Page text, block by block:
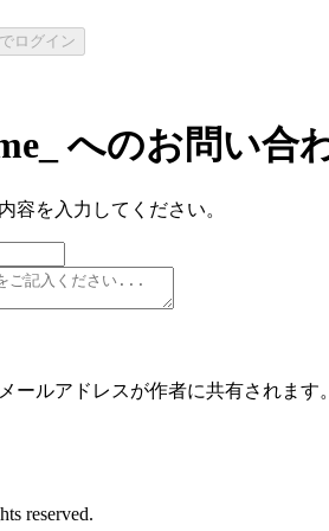
ログイン
へのお問い合
容を入力してください。
ールアドレスが作者に共有されます
reserved.